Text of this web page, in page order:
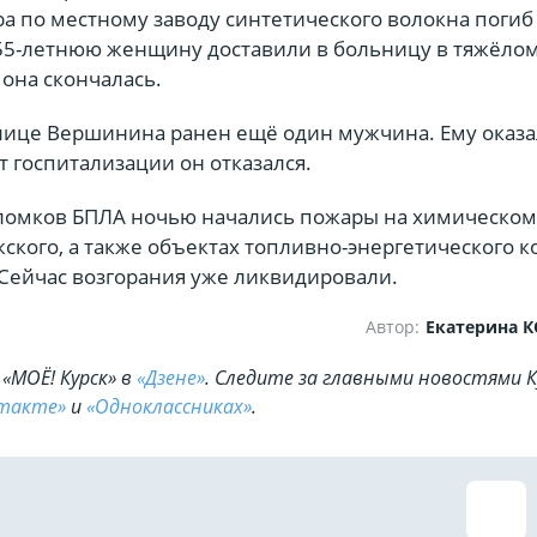
по местному заводу синтетического волокна
летнюю женщину доставили в больницу в
скончалась.
Вершинина ранен ещё один мужчина. Ему
он отказался.
БПЛА ночью начались пожары на химическом
а также объектах топливно-энергетического
возгорания уже ликвидировали.
Автор: Екатерина
Курск» в «Дзене». Cледите за главными новостями
и«Одноклассниках».